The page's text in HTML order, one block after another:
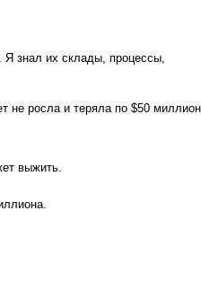
Я знал их склады, процессы,
не росла и теряла по $50
выжить.